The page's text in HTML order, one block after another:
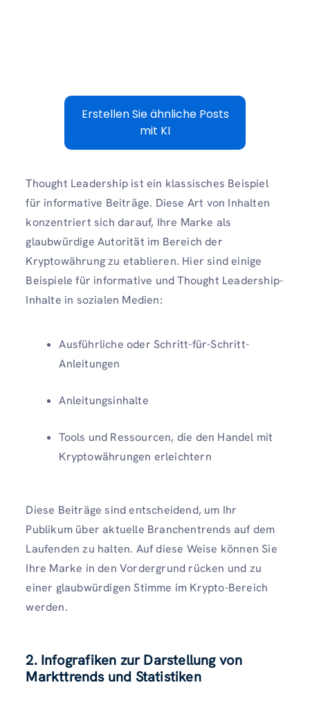
Erstellen Sie ähnliche Posts
mit KI
Thought Leadership ist ein klassisches Beispiel
für informative Beiträge. Diese Art von Inhalten
konzentriert sich darauf, Ihre Marke als
glaubwürdige Autorität im Bereich der
Kryptowährung zu etablieren. Hier sind einige
Beispiele für informative und Thought Leadership-
Inhalte in sozialen Medien:
Ausführliche oder Schritt-für-Schritt-
Anleitungen
Anleitungsinhalte
Tools und Ressourcen, die den Handel mit
Kryptowährungen erleichtern
Diese Beiträge sind entscheidend, um Ihr
Publikum über aktuelle Branchentrends auf dem
Laufenden zu halten. Auf diese Weise können Sie
Ihre Marke in den Vordergrund rücken und zu
einer glaubwürdigen Stimme im Krypto-Bereich
werden.
2. Infografiken zur Darstellung von
Markttrends und Statistiken